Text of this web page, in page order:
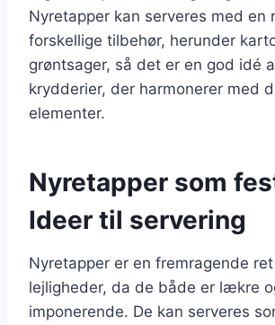
Nyretapper kan serveres med en
forskellige tilbehør, herunder
grøntsager, så det er en god idé
krydderier, der harmonerer med
elementer.
Nyretapper som
Ideer til servering
Nyretapper er en fremragende
lejligheder, da de både er lækre
imponerende. De kan serveres